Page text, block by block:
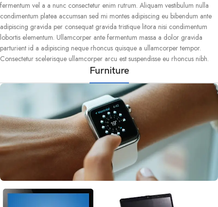
fermentum vel a a nunc consectetur enim rutrum. Aliquam vestibulum nulla
condimentum platea accumsan sed mi montes adipiscing eu bibendum ante
adipiscing gravida per consequat gravida tristique litora nisi condimentum
lobortis elementum. Ullamcorper ante fermentum massa a dolor gravida
parturient id a adipiscing neque rhoncus quisque a ullamcorper tempor.
Consectetur scelerisque ullamcorper arcu est suspendisse eu rhoncus nibh.
Furniture